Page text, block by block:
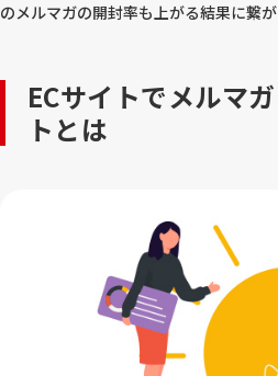
のメルマガの開封率も上がる結果に繋が
ECサイトでメルマ
トとは